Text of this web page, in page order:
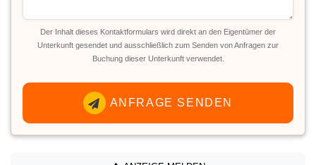
Der Inhalt dieses Kontaktformulars wird direkt an den Eigentümer der
Unterkunft gesendet und ausschließlich zum Senden von Anfragen zur
Buchung dieser Unterkunft verwendet.
ANFRAGE SENDEN